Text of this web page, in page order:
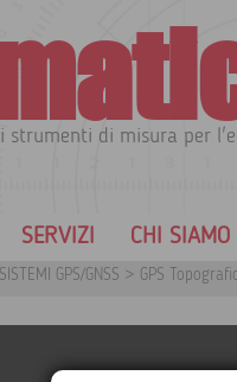
strumenti di misura per
SERVIZI CHI SIAMO
SISTEMI GPS/GNSS > GPS